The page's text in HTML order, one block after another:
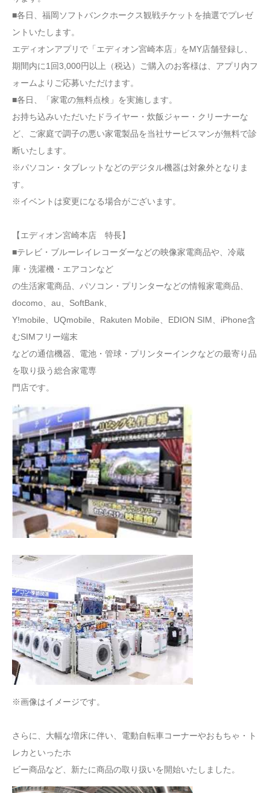
■各日、福岡ソフトバンクホークス観戦チケットを抽選でプレゼ
ントいたします。
エディオンアプリで「エディオン宮崎本店」をMY店舗登録し、
期間内に1回3,000円以上（税込）ご購入のお客様は、アプリ内フ
ォームよりご応募いただけます。
■各日、「家電の無料点検」を実施します。
お持ち込みいただいたドライヤー・炊飯ジャー・クリーナーな
ど、ご家庭で調子の悪い家電製品を当社サービスマンが無料で診
断いたします。
※パソコン・タブレットなどのデジタル機器は対象外となりま
す。
※イベントは変更になる場合がございます。
【エディオン宮崎本店 特長】
■テレビ・ブルーレイレコーダーなどの映像家電商品や、冷蔵
庫・洗濯機・エアコンなど
の生活家電商品、パソコン・プリンターなどの情報家電商品、
docomo、au、SoftBank、
Y!mobile、UQmobile、Rakuten Mobile、EDION SIM、iPhone含
むSIMフリー端末
などの通信機器、電池・管球・プリンターインクなどの最寄り品
を取り扱う総合家電専
門店です。
※画像はイメージです。
さらに、大幅な増床に伴い、電動自転車コーナーやおもちゃ・ト
レカといったホ
ビー商品など、新たに商品の取り扱いを開始いたしました。